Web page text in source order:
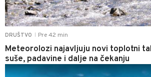
DRUŠTVO Pre 42 min
Meteorolozi najavljuju novi toplotni
suše, padavine i dalje na čekanju